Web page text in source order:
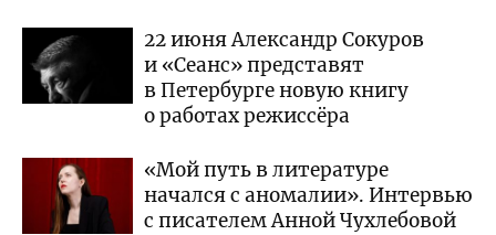
22 июня Александр Сокуров
и «Сеанс» представят
в Петербурге новую книгу
о работах режиссёра
«Мой путь в литературе
начался с аномалии». Интервью
с писателем Анной Чухлебовой